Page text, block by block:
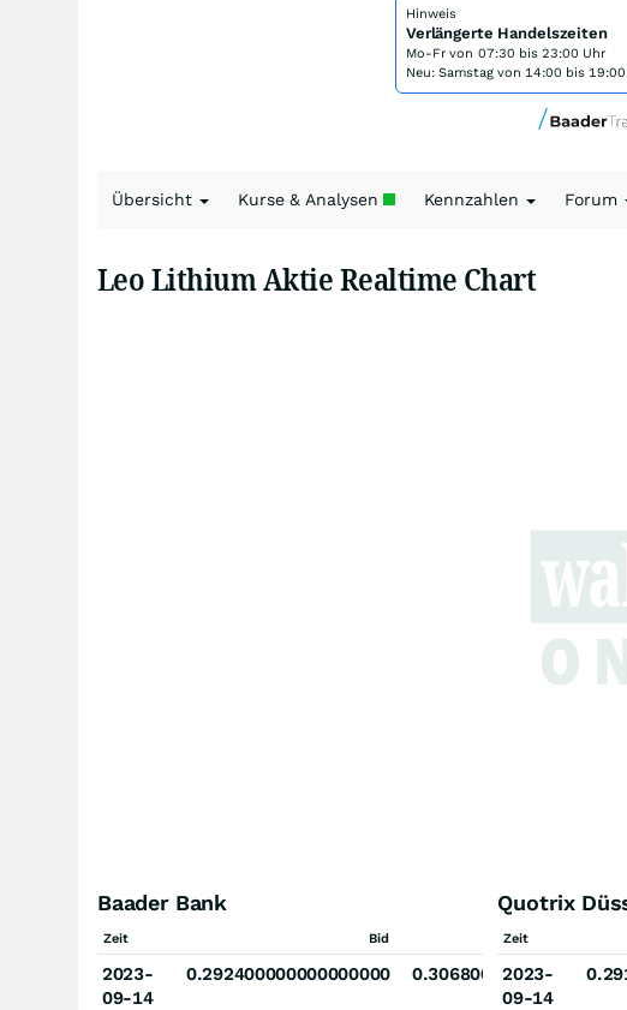
Hinweis
Verlängerte Handelszeiten
Mo-Fr von 07:30 bis 23:00 Uhr
Neu: Samstag von 14:00 bis
Übersicht Kurse & Analysen Kennzahlen Forum
Leo Lithium Aktie Realtime Chart
Baader Bank
Zeit Bid
2023-
09-14
0.292400000000000000 0.306800000000000000
Quotrix
Zeit
2023-
09-14